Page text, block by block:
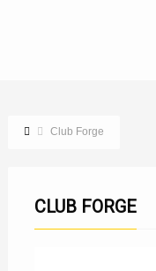
Club Forge
CLUB FORGE